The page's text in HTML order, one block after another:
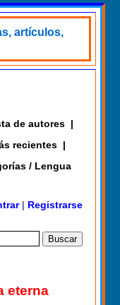
artículos,
de autores |
recientes |
/ Lengua
| Registrarse
eterna